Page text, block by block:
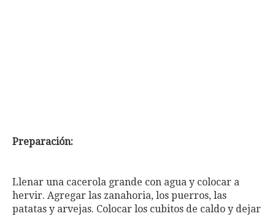
Preparación:
Llenar una cacerola grande con agua y colocar a
hervir. Agregar las zanahoria, los puerros, las
patatas y arvejas. Colocar los cubitos de caldo y dejar